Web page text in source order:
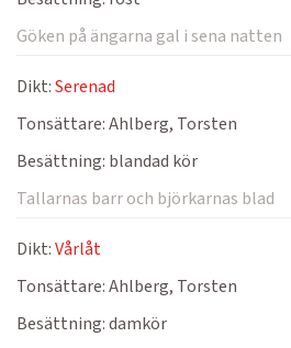
Göken på ängarna gal i sena natten
Dikt:Serenad
Tonsättare:Ahlberg, Torsten
Besättning: blandad kör
Tallarnas barr och björkarnas blad
Dikt:Vårlåt
Tonsättare:Ahlberg, Torsten
Besättning:damkör